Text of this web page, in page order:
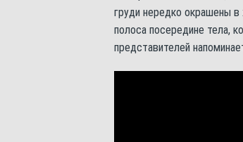
груди нередко окрашены в
полоса посередине тела,
представителей